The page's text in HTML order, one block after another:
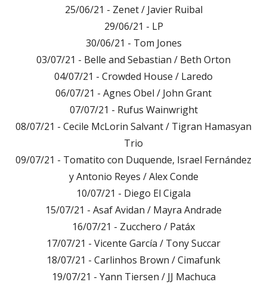
25/06/21 - Zenet / Javier Ruibal
29/06/21 - LP
30/06/21 - Tom Jones
03/07/21 - Belle and Sebastian / Beth Orton
04/07/21 - Crowded House / Laredo
06/07/21 - Agnes Obel / John Grant
07/07/21 - Rufus Wainwright
08/07/21 - Cecile McLorin Salvant / Tigran Hamasyan
Trio
09/07/21 - Tomatito con Duquende, Israel Fernández
y Antonio Reyes / Alex Conde
10/07/21 - Diego El Cigala
15/07/21 - Asaf Avidan / Mayra Andrade
16/07/21 - Zucchero / Patáx
17/07/21 - Vicente García / Tony Succar
18/07/21 - Carlinhos Brown / Cimafunk
19/07/21 - Yann Tiersen / JJ Machuca